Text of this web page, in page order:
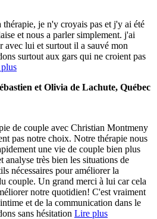
je n'y croyais pas et j'y ai été
et nous a parler simplement. j'ai
avec lui et surtout il a sauvé mon
surtout aux gars qui ne croient pas
et Olivia de Lachute, Québec
de couple avec Christian Montmeny
pas notre choix. Notre thérapie nous
une vie de couple bien plus
analyse très bien les situations de
nécessaires pour améliorer la
couple. Un grand merci à lui car cela
notre quotidien! C'est vraiment
et de la communication dans le
sans hésitation Lire plus